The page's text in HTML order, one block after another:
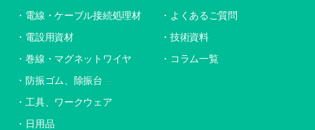
電線・ケーブル接続処理材
電設用資材
巻線・マグネットワイヤ
防振ゴム、除振台
工具、ワークウェア
日用品
よくあるご質問
技術資料
コラム一覧